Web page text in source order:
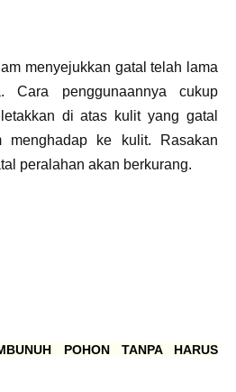
menyejukkan gatal telah lama
Cara penggunaannya cukup
di atas kulit yang gatal
menghadap ke kulit. Rasakan
peralahan akan berkurang.
POHON TANPA HARUS